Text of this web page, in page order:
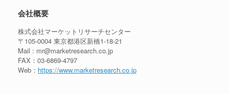
会社概要
株式会社マーケットリサーチセンター
〒105-0004 東京都港区新橋1-18-21
Mail : mr@marketresearch.co.jp
FAX：03-6869-4797
Web： https://www.marketresearch.co.jp